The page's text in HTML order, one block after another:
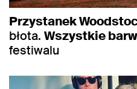
Przystanek
błota. Wszystkie
festiwalu